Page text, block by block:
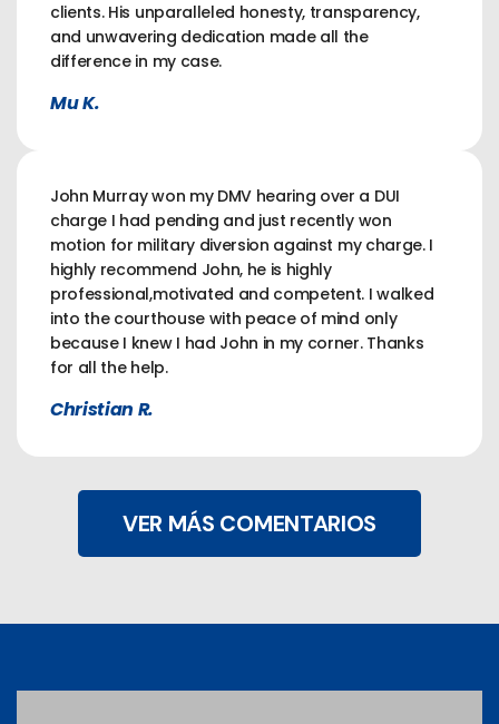
clients. His unparalleled honesty, transparency,
and unwavering dedication made all the
difference in my case.
Mu K.
John Murray won my DMV hearing over a DUI
charge I had pending and just recently won
motion for military diversion against my charge. I
highly recommend John, he is highly
professional,motivated and competent. I walked
into the courthouse with peace of mind only
because I knew I had John in my corner. Thanks
for all the help.
Christian R.
VER MÁS COMENTARIOS